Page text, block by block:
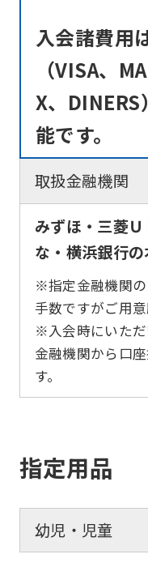
入会諸費用
（VISA、
X、
能です。
取扱金融機関
みずほ・三菱
な・横浜銀行
※指定金融機関
手数ですがご用意
※入会時にいた
金融機関から口
す。
指定用品
幼児・児童